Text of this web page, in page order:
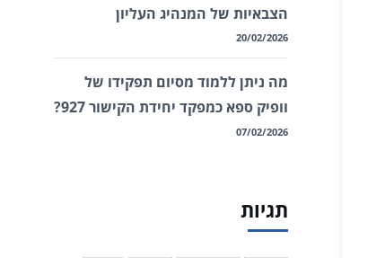
הצבאיות של המנהיג העליון
20/02/2026
מה ניתן ללמוד מסיום תפקידו של
וופיק ספא כמפקד יחידת הקישור 927?
07/02/2026
תגיות